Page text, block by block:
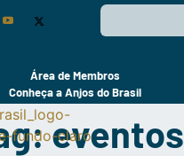
Área de Membros
Conheça a Anjos do Brasil
eventos